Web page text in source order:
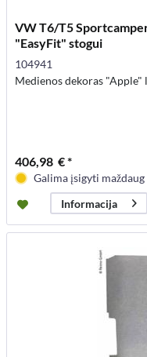
VW T6/T5
"EasyFit" stogui
104941
Medienos dekoras "Apple"
406,98 € *
Galima įsigyti maždaug
Informacija